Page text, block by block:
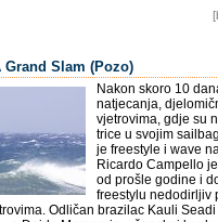
Grand Slam (Pozo)
Nakon skoro 10
natjecanja,
vjetrovima, gdje su
trice u svojim
je freestyle i wave
Ricardo Campello
od prošle godine i
freestylu nedodirljiv
Odličan brazilac Kauli